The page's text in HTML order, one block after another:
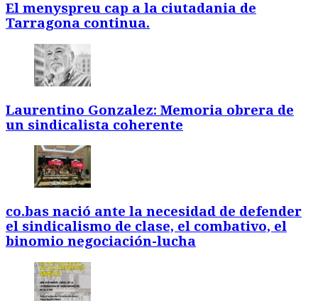
El menyspreu cap a la ciutadania de
Tarragona continua.
Laurentino Gonzalez: Memoria obrera de
un sindicalista coherente
co.bas nació ante la necesidad de defender
el sindicalismo de clase, el combativo, el
binomio negociación-lucha